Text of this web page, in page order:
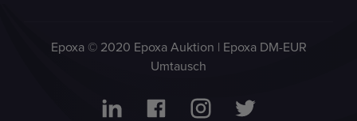
Epoxa © 2020 Epoxa Auktion | Epoxa DM-EUR
Umtausch